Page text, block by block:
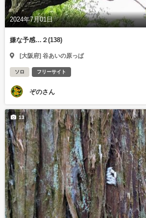
2024年7月01日
嫌な予感…２(138)
[大阪府] 谷あいの原っぱ
ソロ フリーサイト
ぞのさん
13